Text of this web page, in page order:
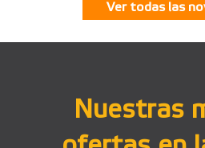
Ver todas las
Nuestras